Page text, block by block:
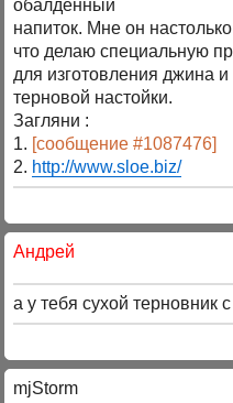
обалденный
напиток. Мне он
что делаю специальную
для изготовления джина
терновой настойки.
Загляни :
1. [сообщение #1087476]
2. http://www.sloe.biz/
Андрей
а у тебя сухой терновник
mjStоrm